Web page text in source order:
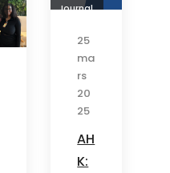
Journal
25
ma
rs
20
25
AH
K: